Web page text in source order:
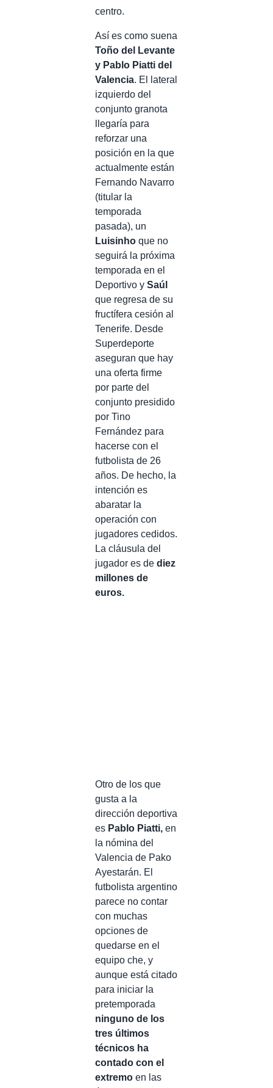
centro.
Así es como suena
Toño del Levante
y Pablo Piatti del
Valencia. El lateral
izquierdo del
conjunto granota
llegaría para
reforzar una
posición en la que
actualmente están
Fernando Navarro
(titular la
temporada
pasada), un
Luisinho que no
seguirá la próxima
temporada en el
Deportivo y Saúl
que regresa de su
fructífera cesión al
Tenerife. Desde
Superdeporte
aseguran que hay
una oferta firme
por parte del
conjunto presidido
por Tino
Fernández para
hacerse con el
futbolista de 26
años. De hecho, la
intención es
abaratar la
operación con
jugadores cedidos.
La cláusula del
jugador es de diez
millones de
euros.
Otro de los que
gusta a la
dirección deportiva
es Pablo Piatti, en
la nómina del
Valencia de Pako
Ayestarán. El
futbolista argentino
parece no contar
con muchas
opciones de
quedarse en el
equipo che, y
aunque está citado
para iniciar la
pretemporada
ninguno de los
tres últimos
técnicos ha
contado con el
extremo en las